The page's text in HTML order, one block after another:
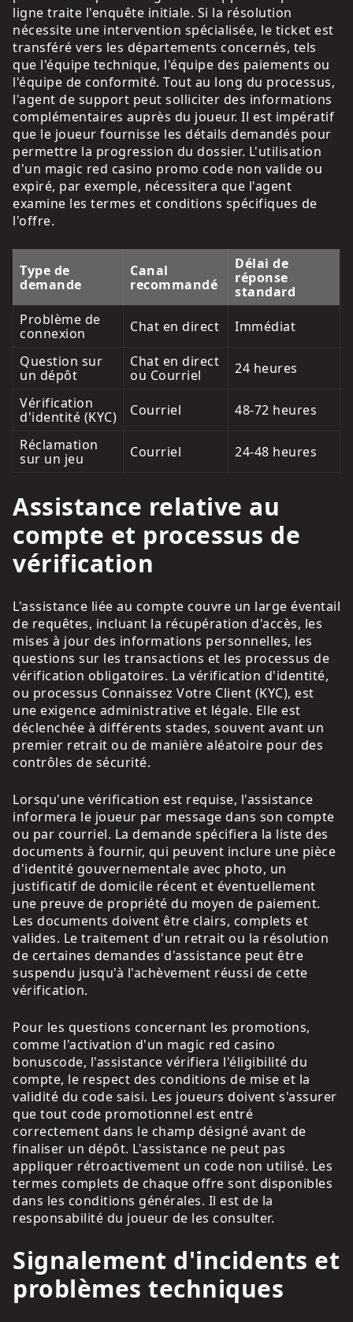
ligne traite l'enquête initiale. Si la résolution
nécessite une intervention spécialisée, le ticket est
transféré vers les départements concernés, tels
que l'équipe technique, l'équipe des paiements ou
l'équipe de conformité. Tout au long du processus,
l'agent de support peut solliciter des informations
complémentaires auprès du joueur. Il est impératif
que le joueur fournisse les détails demandés pour
permettre la progression du dossier. L'utilisation
d'un magic red casino promo code non valide ou
expiré, par exemple, nécessitera que l'agent
examine les termes et conditions spécifiques de
l'offre.
Type de
demande
Canal
recommandé
Délai de
réponse
standard
Problème de
connexion
Chat en direct
Immédiat
Question sur
un dépôt
Chat en direct
ou Courriel
24 heures
Vérification
d'identité (KYC)
Courriel
48-72 heures
Réclamation
sur un jeu
Courriel 24-48 heures
Assistance relative au
compte et processus de
vérification
L'assistance liée au compte couvre un large éventail
de requêtes, incluant la récupération d'accès, les
mises à jour des informations personnelles, les
questions sur les transactions et les processus de
vérification obligatoires. La vérification d'identité,
ou processus Connaissez Votre Client (KYC), est
une exigence administrative et légale. Elle est
déclenchée à différents stades, souvent avant un
premier retrait ou de manière aléatoire pour des
contrôles de sécurité.
Lorsqu'une vérification est requise, l'assistance
informera le joueur par message dans son compte
ou par courriel. La demande spécifiera la liste des
documents à fournir, qui peuvent inclure une pièce
d'identité gouvernementale avec photo, un
justificatif de domicile récent et éventuellement
une preuve de propriété du moyen de paiement.
Les documents doivent être clairs, complets et
valides. Le traitement d'un retrait ou la résolution
de certaines demandes d'assistance peut être
suspendu jusqu'à l'achèvement réussi de cette
vérification.
Pour les questions concernant les promotions,
comme l'activation d'un magic red casino
bonuscode, l'assistance vérifiera l'éligibilité du
compte, le respect des conditions de mise et la
validité du code saisi. Les joueurs doivent s'assurer
que tout code promotionnel est entré
correctement dans le champ désigné avant de
finaliser un dépôt. L'assistance ne peut pas
appliquer rétroactivement un code non utilisé. Les
termes complets de chaque offre sont disponibles
dans les conditions générales. Il est de la
responsabilité du joueur de les consulter.
Signalement d'incidents et
problèmes techniques